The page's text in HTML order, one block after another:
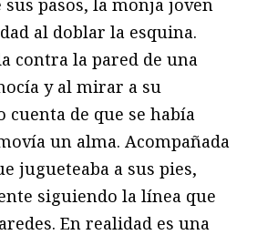
sus pasos, la monja joven
al doblar la esquina.
contra la pared de una
y al mirar a su
cuenta de que se había
un alma. Acompañada
jugueteaba a sus pies,
siguiendo la línea que
En realidad es una